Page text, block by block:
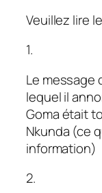
Veuillez lire
1.
Le message
lequel il
Goma était
Nkunda (ce
information)
2.